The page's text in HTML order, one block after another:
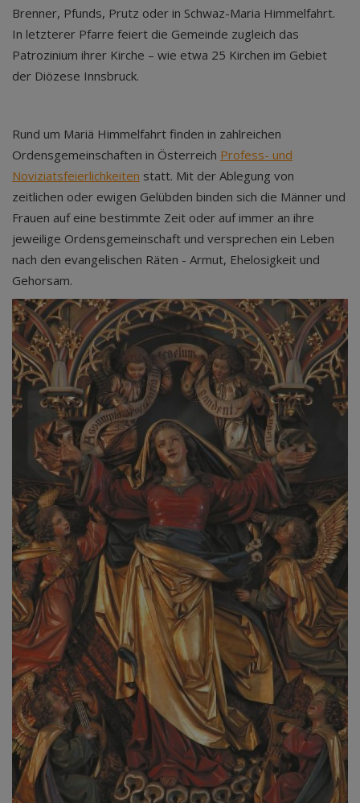
Brenner, Pfunds, Prutz oder in Schwaz-Maria Himmelfahrt.
In letzterer Pfarre feiert die Gemeinde zugleich das
Patrozinium ihrer Kirche – wie etwa 25 Kirchen im Gebiet
der Diözese Innsbruck.
Rund um Mariä Himmelfahrt finden in zahlreichen
Ordensgemeinschaften in Österreich Profess- und
Noviziatsfeierlichkeiten statt. Mit der Ablegung von
zeitlichen oder ewigen Gelübden binden sich die Männer und
Frauen auf eine bestimmte Zeit oder auf immer an ihre
jeweilige Ordensgemeinschaft und versprechen ein Leben
nach den evangelischen Räten - Armut, Ehelosigkeit und
Gehorsam.